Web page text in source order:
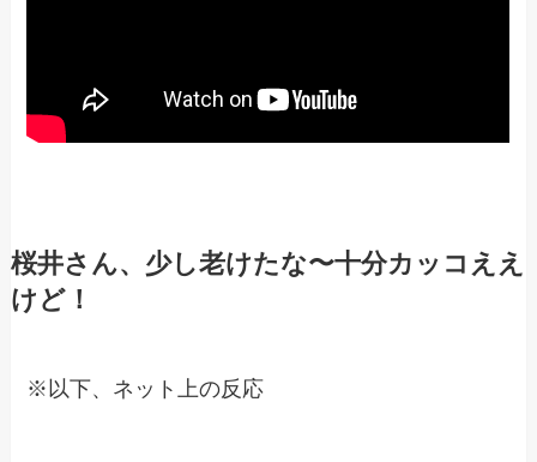
桜井さん、少し老けたな〜十分カッコええ
けど！
※以下、ネット上の反応